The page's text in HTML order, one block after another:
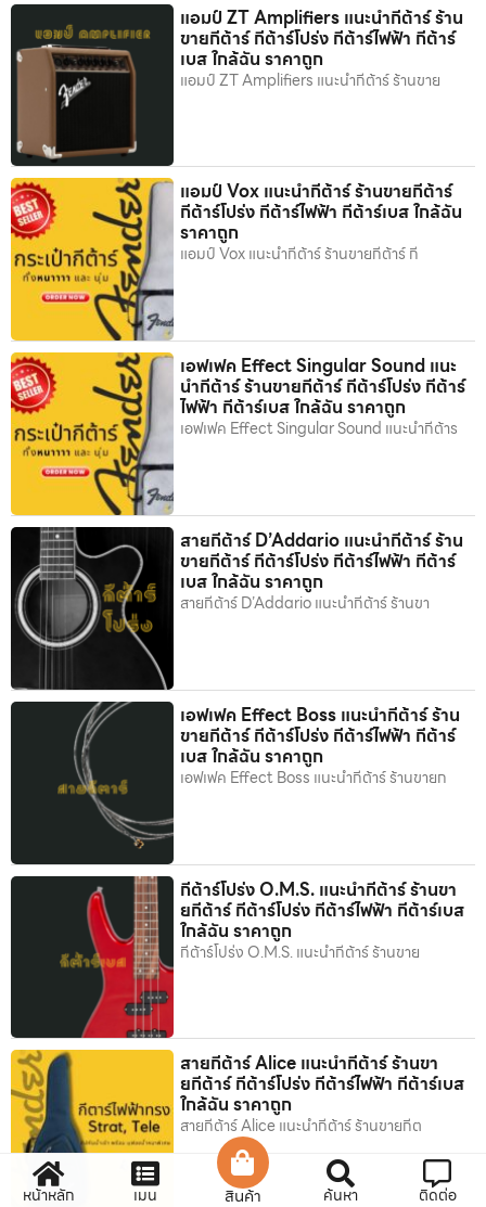
แอมป์ ZT Amplifiers แนะนำกีต้าร์ ร้าน
ขายกีต้าร์ กีต้าร์โปร่ง กีต้าร์ไฟฟ้า กีต้าร์
เบส ใกล้ฉัน ราคาถูก
แอมป์ ZT Amplifiers แนะนำกีต้าร์ ร้านขาย
แอมป์ Vox แนะนำกีต้าร์ ร้านขายกีต้าร์
กีต้าร์โปร่ง กีต้าร์ไฟฟ้า กีต้าร์เบส ใกล้ฉัน
ราคาถูก
แอมป์ Vox แนะนำกีต้าร์ ร้านขายกีต้าร์ กี
เอฟเฟค Effect Singular Sound แนะ
นำกีต้าร์ ร้านขายกีต้าร์ กีต้าร์โปร่ง กีต้าร์
ไฟฟ้า กีต้าร์เบส ใกล้ฉัน ราคาถูก
เอฟเฟค Effect Singular Sound แนะนำกีต้าร
สายกีต้าร์ D’Addario แนะนำกีต้าร์ ร้าน
ขายกีต้าร์ กีต้าร์โปร่ง กีต้าร์ไฟฟ้า กีต้าร์
เบส ใกล้ฉัน ราคาถูก
สายกีต้าร์ D’Addario แนะนำกีต้าร์ ร้านขา
เอฟเฟค Effect Boss แนะนำกีต้าร์ ร้าน
ขายกีต้าร์ กีต้าร์โปร่ง กีต้าร์ไฟฟ้า กีต้าร์
เบส ใกล้ฉัน ราคาถูก
เอฟเฟค Effect Boss แนะนำกีต้าร์ ร้านขายก
กีต้าร์โปร่ง O.M.S. แนะนำกีต้าร์ ร้านขา
ยกีต้าร์ กีต้าร์โปร่ง กีต้าร์ไฟฟ้า กีต้าร์เบส
ใกล้ฉัน ราคาถูก
กีต้าร์โปร่ง O.M.S. แนะนำกีต้าร์ ร้านขาย
สายกีต้าร์ Alice แนะนำกีต้าร์ ร้านขา
ยกีต้าร์ กีต้าร์โปร่ง กีต้าร์ไฟฟ้า กีต้าร์เบส
ใกล้ฉัน ราคาถูก
สายกีต้าร์ Alice แนะนำกีต้าร์ ร้านขายกีต
หน้าหลัก เมนู สินค้า ค้นหา ติดต่อ